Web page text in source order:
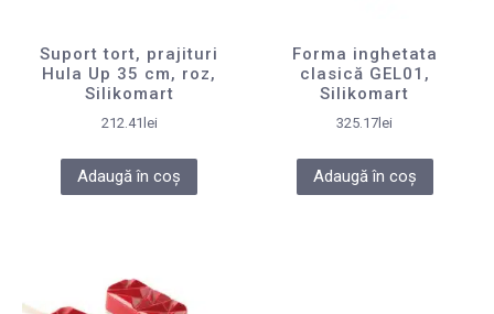
Suport tort, prajituri
Hula Up 35 cm, roz,
Silikomart
212.41 lei
Adaugă în coș
Forma inghetata
clasică GEL01,
Silikomart
325.17 lei
Adaugă în coș